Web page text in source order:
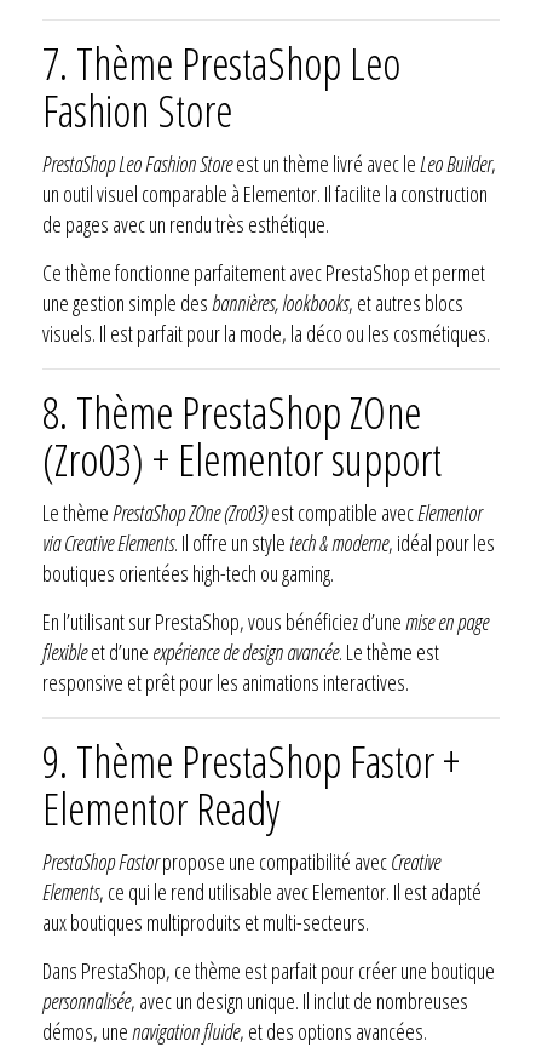
7. Thème PrestaShop Leo
Fashion Store
PrestaShop Leo Fashion Storeest un thème livré avec leLeo Builder,
un outil visuel comparable à Elementor. Il facilite la construction
de pages avec un rendu très esthétique.
Ce thème fonctionne parfaitement avec PrestaShop et permet
une gestion simple des bannières, lookbooks, et autres blocs
visuels. Il est parfait pour la mode, la déco ou les cosmétiques.
8. Thème PrestaShop ZOne
(Zro03) + Elementor support
Le thèmePrestaShop ZOne (Zro03)est compatible avecElementor
via Creative Elements. Il offre un styletech & moderne, idéal pour les
boutiques orientées high-tech ou gaming.
En l’utilisant sur PrestaShop, vous bénéficiez d’une mise en page
flexibleet d’une expérience de design avancée. Le thème est
responsive et prêt pour les animations interactives.
9. Thème PrestaShop Fastor +
Elementor Ready
PrestaShop Fastorpropose une compatibilité avecCreative
Elements, ce qui le rend utilisable avec Elementor. Il est adapté
aux boutiques multiproduits et multi-secteurs.
Dans PrestaShop, ce thème est parfait pour créer une boutique
personnalisée, avec un design unique. Il inclut de nombreuses
démos, une navigation fluide, et des options avancées.